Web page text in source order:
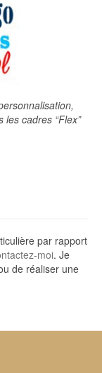
les cadres “Flex”
par rapport
moi. Je
de réaliser une